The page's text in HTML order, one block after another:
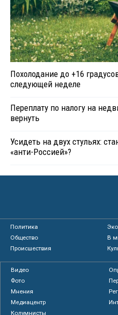
Похолодание до +16
следующей неделе
Переплату по налогу на
вернуть
Усидеть на двух стульях:
«анти-Россией»?
Политика
Общество
В
Происшествия
Видео
Фото
Мнения
Медиацентр
Колумнисты